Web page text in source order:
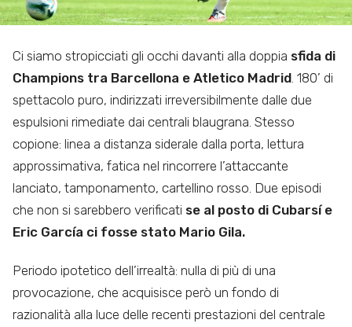
Ci siamo stropicciati gli occhi davanti alla doppia sfida di
Champions tra Barcellona e Atletico Madrid. 180’ di
spettacolo puro, indirizzati irreversibilmente dalle due
espulsioni rimediate dai centrali blaugrana. Stesso
copione: linea a distanza siderale dalla porta, lettura
approssimativa, fatica nel rincorrere l’attaccante
lanciato, tamponamento, cartellino rosso. Due episodi
che non si sarebbero verificati se al posto di Cubarsí e
Eric García ci fosse stato Mario Gila.
Periodo ipotetico dell’irrealtà: nulla di più di una
provocazione, che acquisisce però un fondo di
razionalità alla luce delle recenti prestazioni del centrale